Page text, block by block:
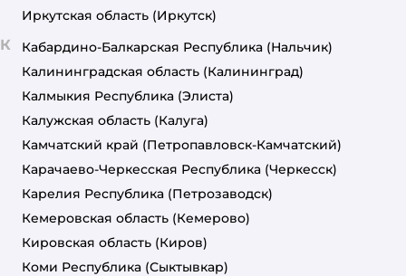
Иркутская область (Иркутск)
К Кабардино-Балкарская Республика (Нальчик)
Калининградская область (Калининград)
Калмыкия Республика (Элиста)
Калужская область (Калуга)
Камчатский край (Петропавловск-Камчатский)
Карачаево-Черкесская Республика (Черкесск)
Карелия Республика (Петрозаводск)
Кемеровская область (Кемерово)
Кировская область (Киров)
Коми Республика (Сыктывкар)